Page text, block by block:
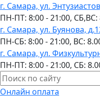
г. Самара, ул.
ПН-ПТ: 8:00 - 21:00, СБ,ВС:
г. Самара, ул. Буянова,
ПН-СБ: 8:00 - 21:00, ВС:
г. Самара, ул.
ПН-ПТ: 8:00 - 21:00, СБ:
Онлайн оплата